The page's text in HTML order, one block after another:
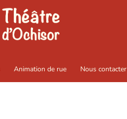
Animation de rue Nous contacter